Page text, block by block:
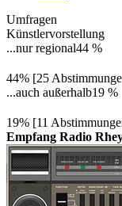
Umfragen
Künstlervorstellung
...nur regional44 %
44% [25
...auch außerhalb19 %
19% [11
Empfang Radio